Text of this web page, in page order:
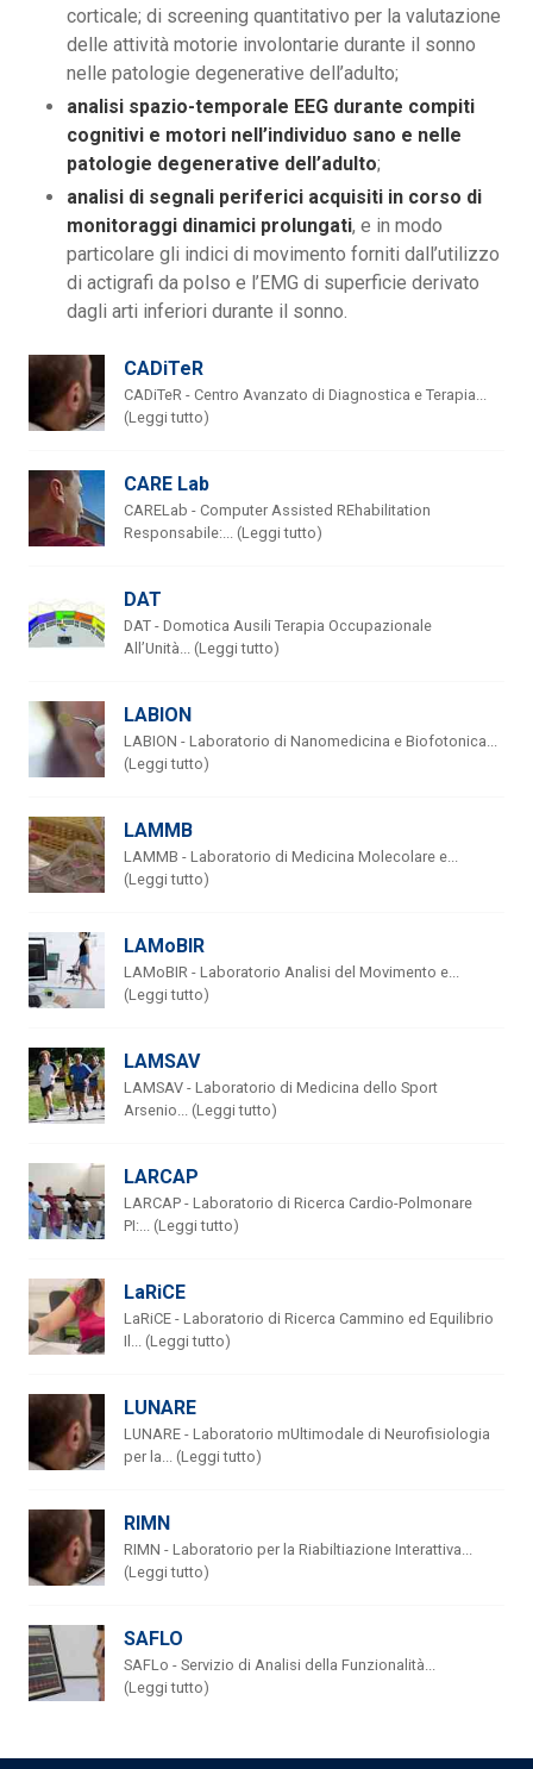
corticale; di screening quantitativo per la valutazione
delle attività motorie involontarie durante il sonno
nelle patologie degenerative dell’adulto;
analisi spazio-temporale EEG durante compiti
cognitivi e motori nell’individuo sano e nelle
patologie degenerative dell’adulto;
analisi di segnali periferici acquisiti in corso di
monitoraggi dinamici prolungati, e in modo
particolare gli indici di movimento forniti dall’utilizzo
di actigrafi da polso e l’EMG di superficie derivato
dagli arti inferiori durante il sonno.
CADiTeR
CADiTeR - Centro Avanzato di Diagnostica e Terapia...
(Leggi tutto)
CARE Lab
CARELab - Computer Assisted REhabilitation
Responsabile:... (Leggi tutto)
DAT
DAT - Domotica Ausili Terapia Occupazionale
All’Unità... (Leggi tutto)
LABION
LABION - Laboratorio di Nanomedicina e Biofotonica...
(Leggi tutto)
LAMMB
LAMMB - Laboratorio di Medicina Molecolare e...
(Leggi tutto)
LAMoBIR
LAMoBIR - Laboratorio Analisi del Movimento e...
(Leggi tutto)
LAMSAV
LAMSAV - Laboratorio di Medicina dello Sport
Arsenio... (Leggi tutto)
LARCAP
LARCAP - Laboratorio di Ricerca Cardio-Polmonare
PI:... (Leggi tutto)
LaRiCE
LaRiCE - Laboratorio di Ricerca Cammino ed Equilibrio
Il... (Leggi tutto)
LUNARE
LUNARE - Laboratorio mUltimodale di Neurofisiologia
per la... (Leggi tutto)
RIMN
RIMN - Laboratorio per la Riabiltiazione Interattiva...
(Leggi tutto)
SAFLO
SAFLo - Servizio di Analisi della Funzionalità...
(Leggi tutto)